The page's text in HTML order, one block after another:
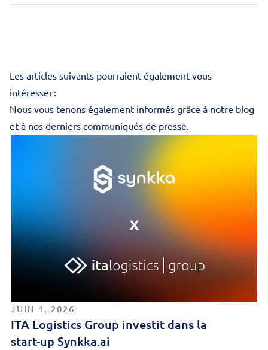
Les articles suivants pourraient également vous
intéresser :
Nous vous tenons également informés grâce à notre blog
et à nos derniers communiqués de presse.
JUIN 1, 2026
ITA Logistics Group investit dans la
start-up Synkka.ai